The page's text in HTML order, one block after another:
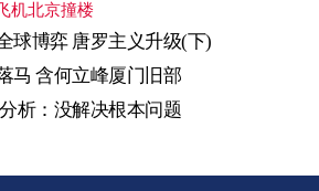
机北京撞楼
球博弈 唐罗主义升级(下)
马 含何立峰厦门旧部
析：没解决根本问题